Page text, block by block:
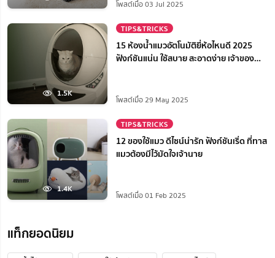
โพสต์เมื่อ 03 Jul 2025
1.5K
TIPS&TRICKS
15 ห้องน้ำแมวอัตโนมัติยี่ห้อไหนดี 2025
ฟังก์ชันแน่น ใช้สบาย สะอาดง่าย เจ้าของ
โพสต์เมื่อ 29 May 2025
1.4K
TIPS&TRICKS
12 ของใช้แมว ดีไซน์น่ารัก ฟังก์ชันเริ่ด ที่ทาส
แมวต้องมีไว้มัดใจเจ้านาย
โพสต์เมื่อ 01 Feb 2025
แท็กยอดนิยม